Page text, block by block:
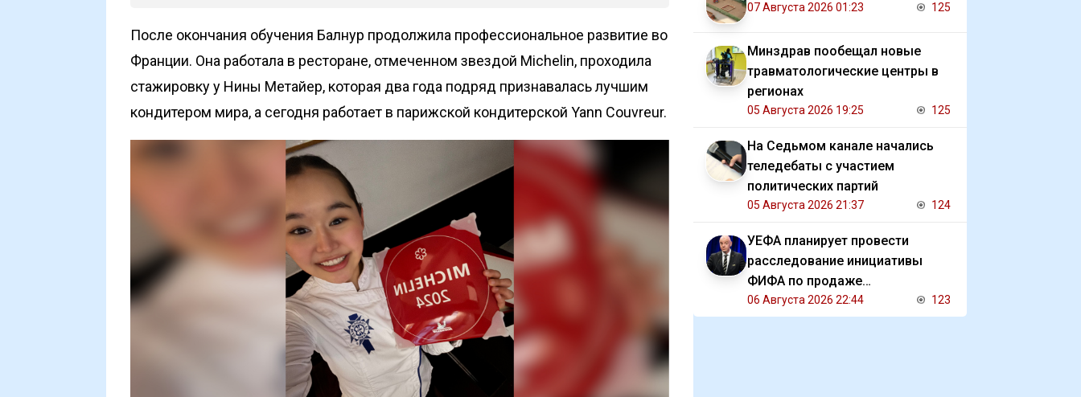
После окончания обучения Балнур продолжила профессиональное развитие во
Франции. Она работала в ресторане, отмеченном звездой Michelin, проходила
стажировку у Нины Метайер, которая два года подряд признавалась лучшим
кондитером мира, а сегодня работает в парижской кондитерской Yann Couvreur.
07 Августа 2026 01:23 125
Минздрав пообещал новые
травматологические центры в
регионах
05 Августа 2026 19:25 125
На Седьмом канале начались
теледебаты с участием
политических партий
05 Августа 2026 21:37 124
УЕФА планирует провести
расследование инициативы
ФИФА по продаже
коммерческих прав на ЧМ
06 Августа 2026 22:44 123